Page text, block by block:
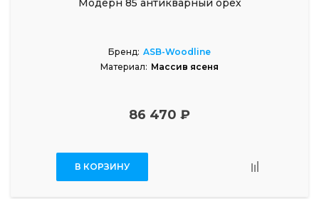
Модерн 85 антикварный орех
Бренд: ASB-Woodline
Материал: Массив ясеня
86 470 ₽
В КОРЗИНУ